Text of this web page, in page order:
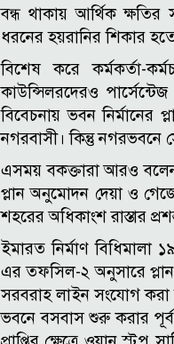
বন্ধ থাকায় আর্থিক ক্ষতির
ধরনের হয়রানির শিকার
বিশেষ করে কর্মকর্তা-
কাউন্সিলরদেরও
বিবেচনায় ভবন
নগরবাসী। কিন্তু নগরভবনে
এসময় বকক্তারা আরও
প্লান অনুমোদন দেয়া ও
শহরের অধিকাংশ রাস্তার
ইমারত নির্মাণ বিধিমালা
এর তফসিল-২ অনুসারে প্লান
সরবরাহ লাইন সংযোগ করা
ভবনে বসবাস শুরু করার